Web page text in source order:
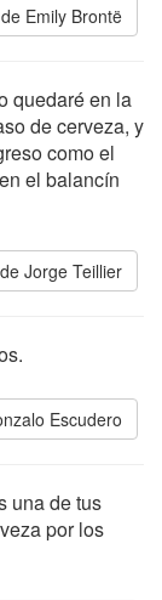
Emily Brontë
quedaré en la
de cerveza, y
como el
el balancín
Jorge Teillier
Escudero
una de tus
por los